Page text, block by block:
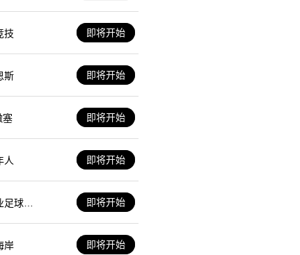
技 即将开始
斯 即将开始
塞 即将开始
人 即将开始
球俱
即将开始
岸 即将开始